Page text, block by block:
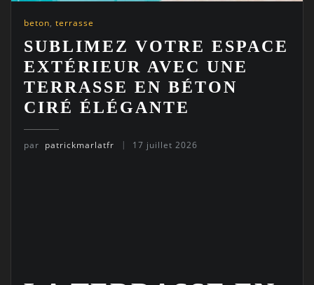
beton, terrasse
SUBLIMEZ VOTRE ESPACE
EXTÉRIEUR AVEC UNE
TERRASSE EN BÉTON
CIRÉ ÉLÉGANTE
par patrickmarlatfr 17 juillet 2026